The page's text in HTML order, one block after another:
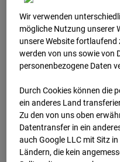
Wir verwenden
mögliche Nutzung unserer
unsere Website fortlaufend
werden von uns sowie von
personenbezogene Daten
Durch Cookies können die
ein anderes Land
Zu den von uns oben
Datentransfer in ein
auch Google LLC mit Sitz in
Ländern, die kein